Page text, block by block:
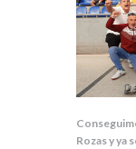
Rozas y ya